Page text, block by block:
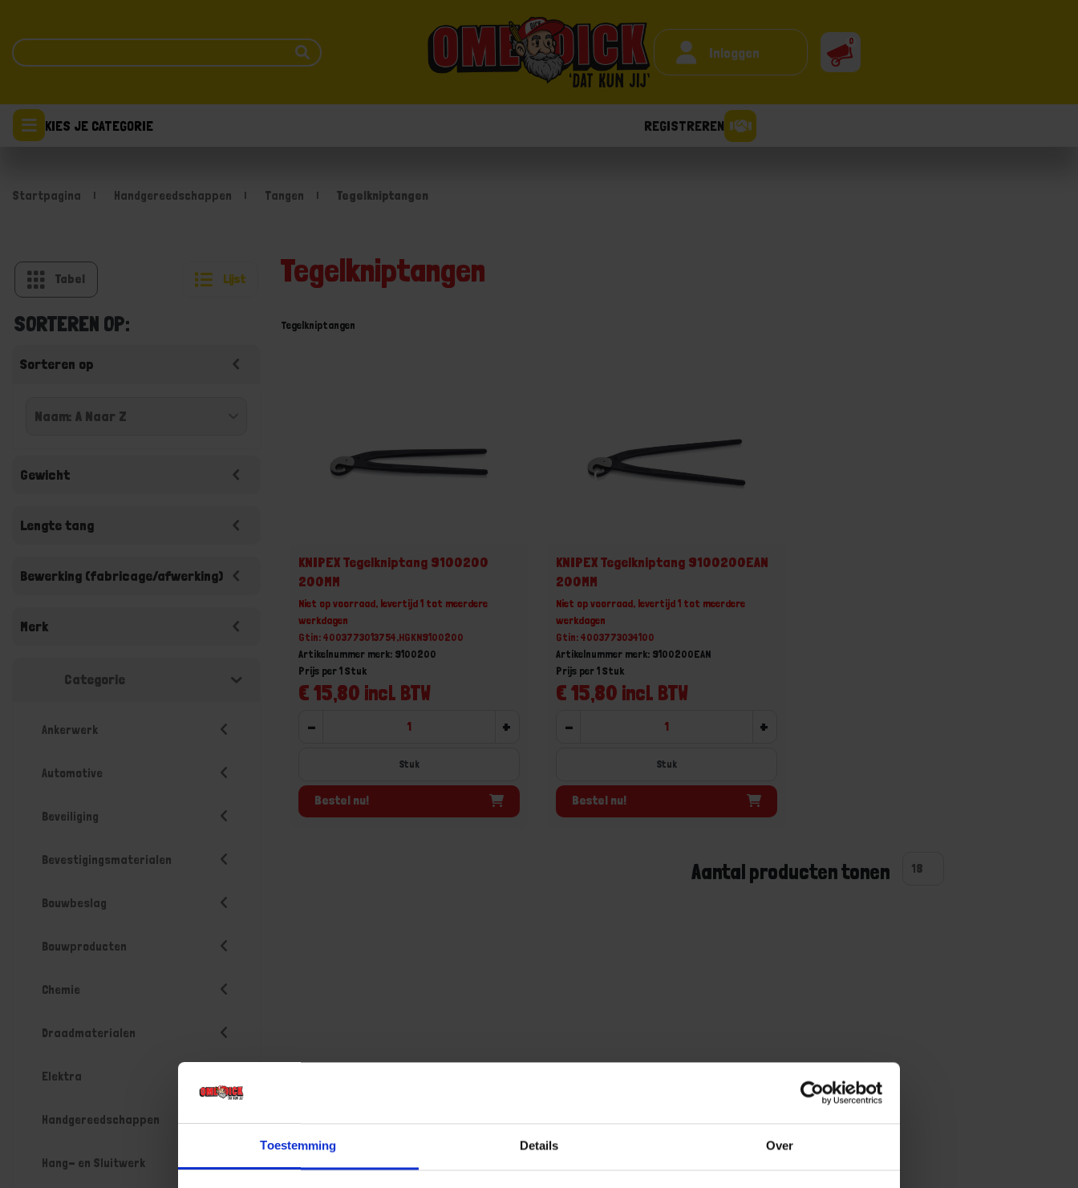
Toestemming Details Over
Inloggen
0
KIES JE CATEGORIE REGISTREREN
Startpagina Handgereedschappen Tangen Tegelkniptangen
Tabel Lijst
SORTEREN OP:
Sorteren op
Gewicht
Lengte tang
Bewerking (fabricage/afwerking)
Merk
Categorie
Ankerwerk
Automotive
Beveiliging
Bevestigingsmaterialen
Bouwbeslag
Bouwproducten
Chemie
Draadmaterialen
Elektra
Handgereedschappen
Hang- en Sluitwerk
Tegelkniptangen
Tegelkniptangen
KNIPEX Tegelkniptang 9100200
200MM
Niet op voorraad, levertijd 1 tot meerdere
werkdagen
Gtin: 4003773013754,HGKN9100200
Artikelnummer merk: 9100200
€ 15,80 incl. BTW
Prijs per 1 Stuk
- +
Stuk
Bestel nu!
KNIPEX Tegelkniptang 9100200EAN
200MM
Niet op voorraad, levertijd 1 tot meerdere
werkdagen
Gtin: 4003773034100
Artikelnummer merk: 9100200EAN
€ 15,80 incl. BTW
Prijs per 1 Stuk
- +
Stuk
Bestel nu!
Aantal producten tonen